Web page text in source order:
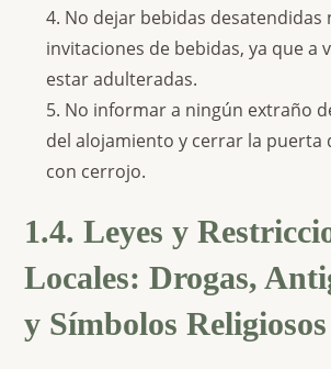
4. No dejar bebidas desatendidas
invitaciones de bebidas, ya que a
estar adulteradas.
5. No informar a ningún extraño
del alojamiento y cerrar la puerta
con cerrojo.
1.4. Leyes y
Locales: Drogas,
y Símbolos Religiosos